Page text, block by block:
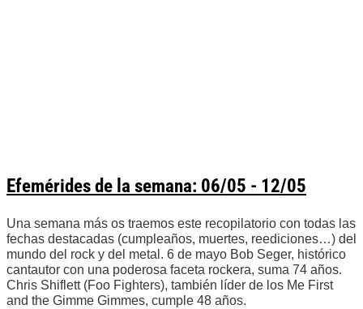
Efemérides de la semana: 06/05 - 12/05
Una semana más os traemos este recopilatorio con todas las
fechas destacadas (cumpleaños, muertes, reediciones…) del
mundo del rock y del metal. 6 de mayo Bob Seger, histórico
cantautor con una poderosa faceta rockera, suma 74 años.
Chris Shiflett (Foo Fighters), también líder de los Me First
and the Gimme Gimmes, cumple 48 años.